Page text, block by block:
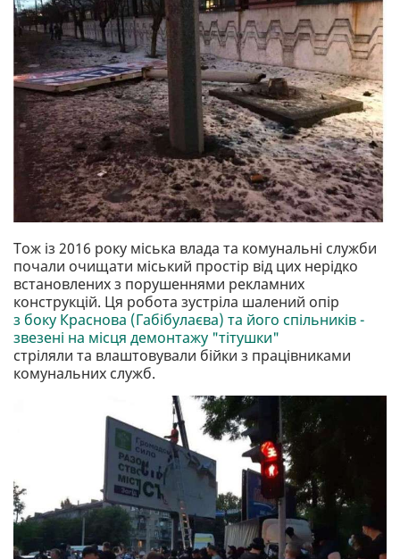
Тож із 2016 року міська влада та комунальні служби
почали очищати міський простір від цих нерідко
встановлених з порушеннями рекламних
конструкцій. Ця робота зустріла шалений опір
з боку Краснова (Габібулаєва) та його спільників -
звезені на місця демонтажу "тітушки"
стріляли та влаштовували бійки з працівниками
комунальних служб.